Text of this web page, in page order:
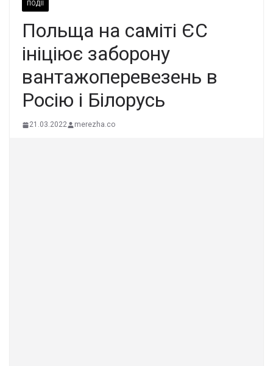
ПОДІЇ
Польща на саміті ЄС
ініціює заборону
вантажоперевезень в
Росію і Білорусь
21.03.2022 merezha.co